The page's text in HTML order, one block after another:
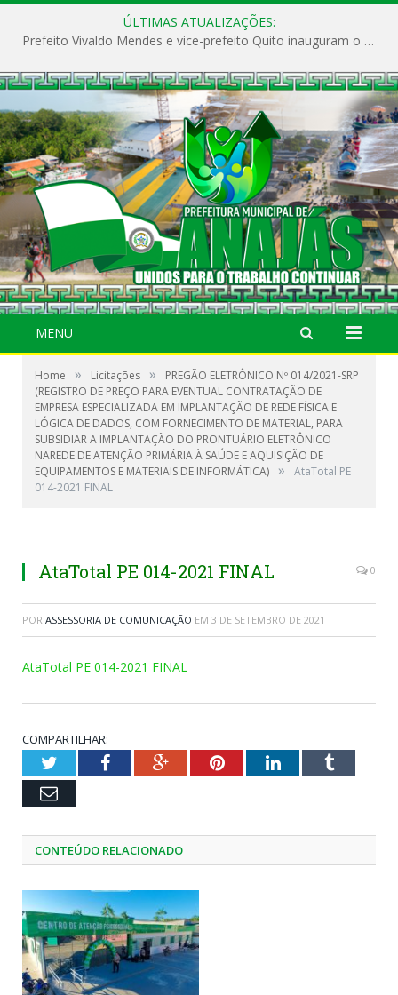
ÚLTIMAS ATUALIZAÇÕES:
Prefeito Vivaldo Mendes e vice-prefeito Quito inauguram o CAPS e fortalecem a saúde pública em Anajás.
MENU
Home » Licitações »
PREGÃO ELETRÔNICO Nº 014/2021-SRP
(REGISTRO DE PREÇO PARA EVENTUAL CONTRATAÇÃO DE
EMPRESA ESPECIALIZADA EM IMPLANTAÇÃO DE REDE FÍSICA E
LÓGICA DE DADOS, COM FORNECIMENTO DE MATERIAL, PARA
SUBSIDIAR A IMPLANTAÇÃO DO PRONTUÁRIO ELETRÔNICO
NAREDE DE ATENÇÃO PRIMÁRIA À SAÚDE E AQUISIÇÃO DE
EQUIPAMENTOS E MATERIAIS DE INFORMÁTICA) »
AtaTotal PE
014-2021 FINAL
AtaTotal PE 014-2021 FINAL 0
POR ASSESSORIA DE COMUNICAÇÃO EM 3 DE SETEMBRO DE 2021
AtaTotal PE 014-2021 FINAL
COMPARTILHAR:
TwitterFacebookGoogle+PinterestLinkedInTumblr
Email
CONTEÚDO RELACIONADO